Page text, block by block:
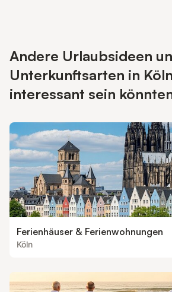
Andere Urlaubsideen
Unterkunftsarten in
interessant sein
Ferienhäuser & Ferienwohnungen
Köln